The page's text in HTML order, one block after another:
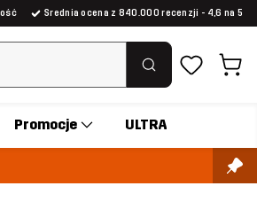
Średnia ocena z 840.000 recenzji - 4,6 na 5
Promocje ULTRA